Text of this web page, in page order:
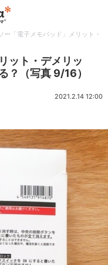
ー「電子メモパッド」メリット・
ット・デメリッ
？（写真 9/16）
2021.2.14 12:00